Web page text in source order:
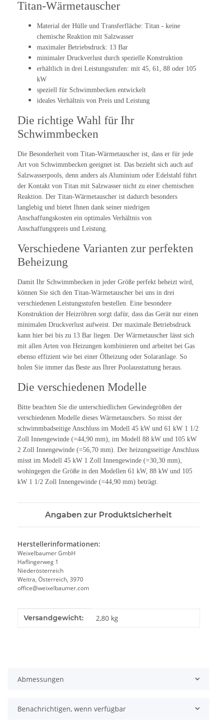
Titan-Wärmetauscher
Material der Hülle und Transferfläche: Titan - keine
chemische Reaktion mit Salzwasser
maximaler Betriebsdruck: 13 Bar
minimaler Druckverlust durch spezielle Konstruktion
erhältlich in drei Leistungsstufen: mit 45, 61, 88 oder 105
kW
speziell für Schwimmbecken entwickelt
ideales Verhältnis von Preis und Leistung
Die richtige Wahl für Ihr
Schwimmbecken
Die Besonderheit vom Titan-Wärmetauscher ist, dass er für jede
Art von Schwimmbecken geeignet ist. Das bezieht sich auch auf
Salzwasserpools, denn anders als Aluminium oder Edelstahl führt
der Kontakt von Titan mit Salzwasser nicht zu einer chemischen
Reaktion. Der Titan-Wärmetauscher ist dadurch besonders
langlebig und bietet Ihnen dank seiner niedrigen
Anschaffungskosten ein optimales Verhältnis von
Anschaffungspreis und Leistung.
Verschiedene Varianten zur perfekten
Beheizung
Damit Ihr Schwimmbecken in jeder Größe perfekt beheizt wird,
können Sie sich den Titan-Wärmetauscher bei uns in drei
verschiedenen Leistungsstufen bestellen. Eine besondere
Konstruktion der Heizröhren sorgt dafür, dass das Gerät nur einen
minimalen Druckverlust aufweist. Der maximale Betriebsdruck
kann hier bei bis zu 13 Bar liegen. Der Wärmetauscher lässt sich
mit allen Arten von Heizungen kombinieren und arbeitet bei Gas
ebenso effizient wie bei einer Ölheizung oder Solaranlage. So
holen Sie immer das Beste aus Ihrer Poolausstattung heraus.
Die verschiedenen Modelle
Bitte beachten Sie die unterschiedlichen Gewindegrößen der
verschiedenen Modelle dieses Wärmetauschers. So misst der
schwimmbadseitige Anschluss im Modell 45 kW und 61 kW 1 1/2
Zoll Innengewinde (=44,90 mm), im Modell 88 kW und 105 kW
2 Zoll Innengewinde (=56,70 mm). Der heizungsseitige Anschluss
misst im Modell 45 kW 1 Zoll Innengewinde (=30,30 mm),
wohingegen die Größe in den Modellen 61 kW, 88 kW und 105
kW 1 1/2 Zoll Innengewinde (=44,90 mm) beträgt.
Angaben zur Produktsicherheit
Herstellerinformationen:
Weixelbaumer GmbH
Haflingerweg 1
Niederösterreich
Weitra, Österreich, 3970
office@weixelbaumer.com
Produkteigenschaft
Wert
Versandgewicht: 2,80 kg
Abmessungen
Benachrichtigen, wenn verfügbar